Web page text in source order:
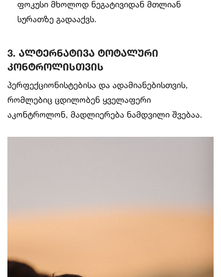
ფოკუსი მხოლოდ ნეგატივიდან მთლიან
სურათზე გადააქვს.
3. ალტერნატივა ტოტალური
კონტროლისთვის
პერფექციონისტებისა და ადამიანებისთვის,
რომლებიც ცდილობენ ყველაფერი
აკონტროლონ, მადლიერება ნამდვილი შვებაა.